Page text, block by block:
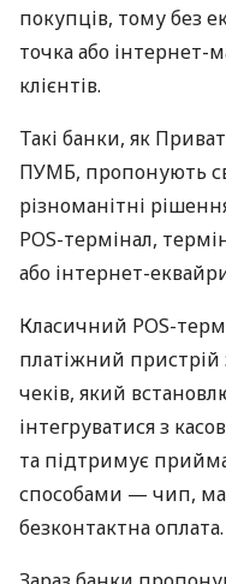
покупців, тому без
точка або інтернет-
клієнтів.
Такі банки, як
ПУМБ, пропонують
різноманітні
POS-термінал,
або інтернет-
Класичний POS-
платіжний
чеків, який
інтегруватися з
та підтримує
способами — чип,
безконтактна оплата.